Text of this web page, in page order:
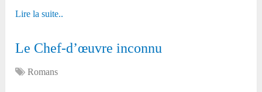
Lire la suite..
Le Chef-d’œuvre inconnu
Romans